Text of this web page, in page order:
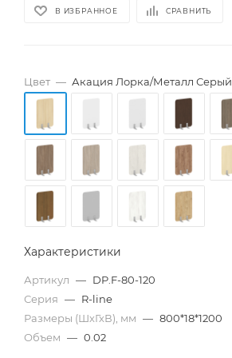
В ИЗБРАННОЕ СРАВНИТЬ
Цвет — Акация Лорка/Металл Серый
Характеристики
Артикул — DP.F-80-120
Серия — R-line
Размеры (ШхГхВ), мм — 800*18*1200
Объем — 0.02